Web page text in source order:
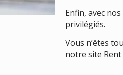
Enfin, avec
privilégiés.
Vous n’êtes
notre site Rent